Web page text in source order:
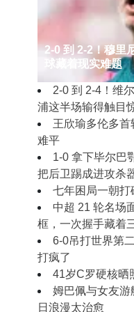
2‑0 到 2‑2！穆里
球藏着现实难题
2‑0 到 2‑4！维
浦这半场输得触目
王欣瑜多伦多
难平
1‑0 拿下毕尔巴
把后卫踢成进攻杀
七年困局一朝打
中超 21 轮名场
框，一次握手藏着
6-0吊打世界第
打疯了
41岁C罗硬核晒
姆巴佩与女友游
日浪漫太治愈